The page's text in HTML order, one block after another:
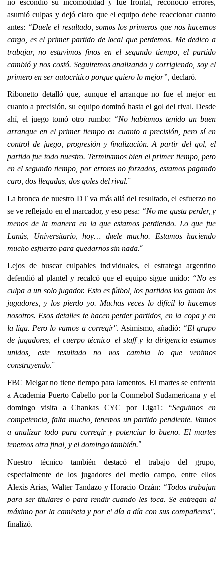
no escondió su incomodidad y fue frontal, reconoció errores,
asumió culpas y dejó claro que el equipo debe reaccionar cuanto
antes: “Duele el resultado, somos los primeros que nos hacemos
cargo, es el primer partido de local que perdemos. Me dedico a
trabajar, no estuvimos finos en el segundo tiempo, el partido
cambió y nos costó. Seguiremos analizando y corrigiendo, soy el
primero en ser autocrítico porque quiero lo mejor”, declaró.
Ribonetto detalló que, aunque el arranque no fue el mejor en
cuanto a precisión, su equipo dominó hasta el gol del rival. Desde
ahí, el juego tomó otro rumbo: “No habíamos tenido un buen
arranque en el primer tiempo en cuanto a precisión, pero sí en
control de juego, progresión y finalización. A partir del gol, el
partido fue todo nuestro. Terminamos bien el primer tiempo, pero
en el segundo tiempo, por errores no forzados, estamos pagando
caro, dos llegadas, dos goles del rival.”
La bronca de nuestro DT va más allá del resultado, el esfuerzo no
se ve reflejado en el marcador, y eso pesa: “No me gusta perder, y
menos de la manera en la que estamos perdiendo. Lo que fue
Lanús, Universitario, hoy… duele mucho. Estamos haciendo
mucho esfuerzo para quedarnos sin nada.”
Lejos de buscar culpables individuales, el estratega argentino
defendió al plantel y recalcó que el equipo sigue unido: “No es
culpa a un solo jugador. Esto es fútbol, los partidos los ganan los
jugadores, y los pierdo yo. Muchas veces lo difícil lo hacemos
nosotros. Esos detalles te hacen perder partidos, en la copa y en
la liga. Pero lo vamos a corregir". Asimismo, añadió: “El grupo
de jugadores, el cuerpo técnico, el staff y la dirigencia estamos
unidos, este resultado no nos cambia lo que venimos
construyendo.”
FBC Melgar no tiene tiempo para lamentos. El martes se enfrenta
a Academia Puerto Cabello por la Conmebol Sudamericana y el
domingo visita a Chankas CYC por Liga1:
“Seguimos en
competencia, falta mucho, tenemos un partido pendiente. Vamos
a analizar todo para corregir y potenciar lo bueno. El martes
tenemos otra final, y el domingo también.”
Nuestro técnico también destacó el trabajo del grupo,
especialmente de los jugadores del medio campo, entre ellos
Alexis Arias, Walter Tandazo y Horacio Orzán: “Todos trabajan
para ser titulares o para rendir cuando les toca. Se entregan al
máximo por la camiseta y por el día a día con sus compañeros",
finalizó.